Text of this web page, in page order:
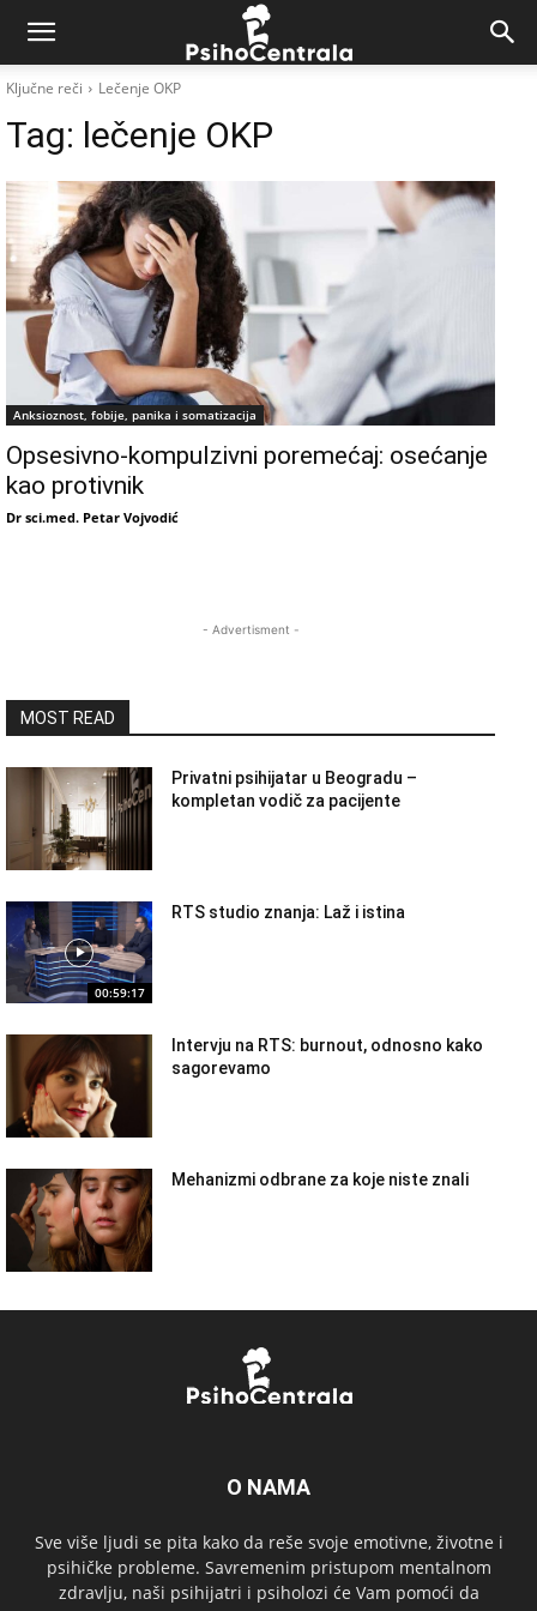
Ključne reči Lečenje OKP
Tag: lečenje OKP
Anksioznost, fobije, panika i somatizacija
Opsesivno-kompulzivni poremećaj: osećanje
kao protivnik
Dr sci.med. Petar Vojvodić
- Advertisment -
MOST READ
Privatni psihijatar u Beogradu –
kompletan vodič za pacijente
00:59:17
RTS studio znanja: Laž i istina
Intervju na RTS: burnout, odnosno kako
sagorevamo
Mehanizmi odbrane za koje niste znali
O NAMA
Sve više ljudi se pita kako da reše svoje emotivne, životne i
psihičke probleme. Savremenim pristupom mentalnom
zdravlju, naši psihijatri i psiholozi će Vam pomoći da